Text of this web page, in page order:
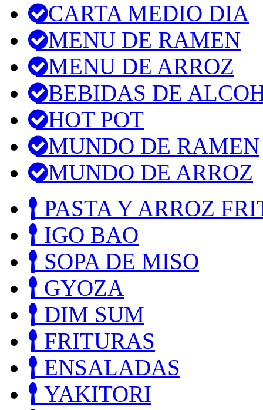
CARTA MEDIO DIA
MENU DE RAMEN
MENU DE ARROZ
BEBIDAS DE
HOT POT
MUNDO DE RAMEN
MUNDO DE ARROZ
PASTA Y ARROZ
IGO BAO
SOPA DE MISO
GYOZA
DIM SUM
FRITURAS
ENSALADAS
YAKITORI